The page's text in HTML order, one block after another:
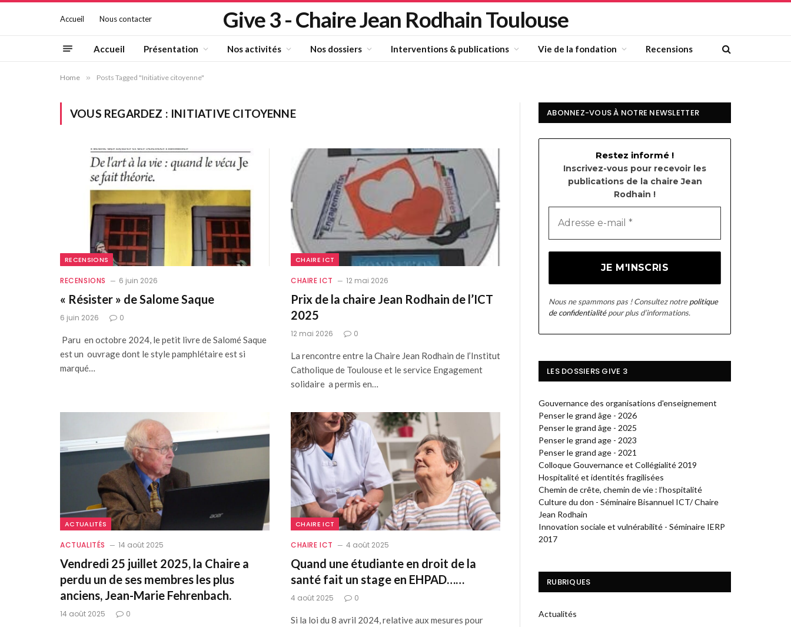
Accueil Nous contacter Give 3 - Chaire Jean Rodhain Toulouse
Accueil Présentation Nos activités Nos dossiers Interventions & publications Vie de la fondation Recensions
Home » Posts Tagged "Initiative citoyenne"
VOUS REGARDEZ : INITIATIVE CITOYENNE
RECENSIONS
RECENSIONS 6 juin 2026
« Résister » de Salome Saque
6 juin 2026 0
Paru en octobre 2024, le petit livre de Salomé Saque
est un ouvrage dont le style pamphlétaire est si
marqué…
CHAIRE ICT
CHAIRE ICT 12 mai 2026
Prix de la chaire Jean Rodhain de l’ICT
2025
12 mai 2026 0
La rencontre entre la Chaire Jean Rodhain de l’Institut
Catholique de Toulouse et le service Engagement
solidaire a permis en…
ACTUALITÉS
ACTUALITÉS 14 août 2025
Vendredi 25 juillet 2025, la Chaire a
perdu un de ses membres les plus
anciens, Jean-Marie Fehrenbach.
14 août 2025 0
CHAIRE ICT
CHAIRE ICT 4 août 2025
Quand une étudiante en droit de la
santé fait un stage en EHPAD……
4 août 2025 0
Si la loi du 8 avril 2024, relative aux mesures pour
ABONNEZ-VOUS À NOTRE NEWSLETTER
Restez informé !
Inscrivez-vous pour recevoir les
publications de la chaire Jean
Rodhain !
Nous ne spammons pas ! Consultez notrepolitique
de confidentialitépour plus d’informations.
LES DOSSIERS GIVE 3
Gouvernance des organisations d'enseignement
Penser le grand âge - 2026
Penser le grand âge - 2025
Penser le grand age - 2023
Penser le grand age - 2021
Colloque Gouvernance et Collégialité 2019
Hospitalité et identités fragilisées
Chemin de crête, chemin de vie : l’hospitalité
Culture du don - Séminaire Bisannuel ICT/ Chaire
Jean Rodhain
Innovation sociale et vulnérabilité - Séminaire IERP
2017
RUBRIQUES
Actualités